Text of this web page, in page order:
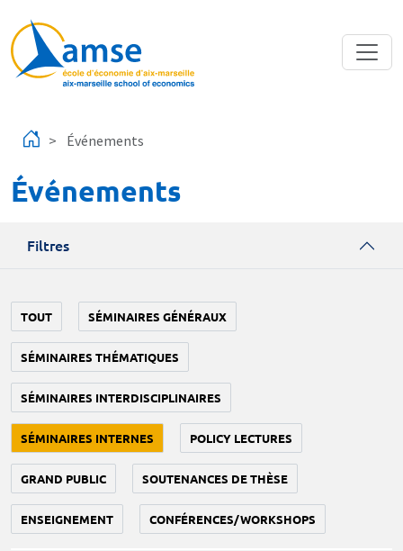
Événements
Événements
Filtres
TOUT SÉMINAIRES GÉNÉRAUX
SÉMINAIRES THÉMATIQUES
SÉMINAIRES INTERDISCIPLINAIRES
SÉMINAIRES INTERNES POLICY LECTURES
GRAND PUBLIC SOUTENANCES DE THÈSE
ENSEIGNEMENT CONFÉRENCES/WORKSHOPS